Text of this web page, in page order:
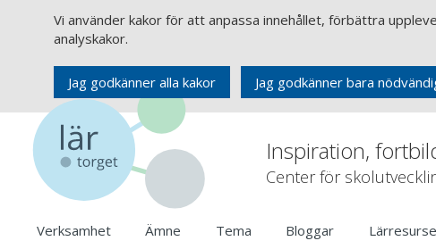
Vi använder kakor för att anpassa innehållet, förbättra
analyskakor.
Jag godkänner alla kakor Jag godkänner bara
Inspiration,
Center för
Verksamhet Ämne Tema Bloggar